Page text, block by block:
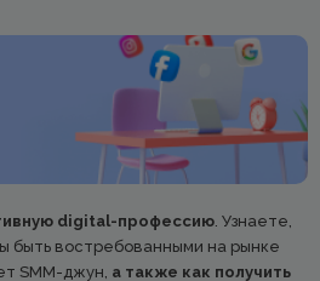
digital-профессию . Узнаете,
быть востребованными на рынке
SMM-джун, а также как получить